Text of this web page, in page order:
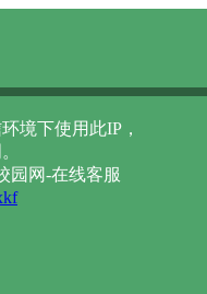
境下使用此IP，
园网-在线客服